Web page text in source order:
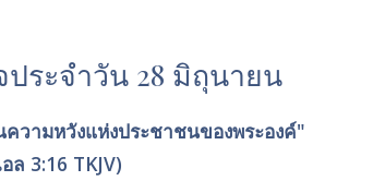
ระจำวัน 28 มิถุนายน
ความหวังแห่งประชาชนของพระองค์"
อล 3:16 TKJV)